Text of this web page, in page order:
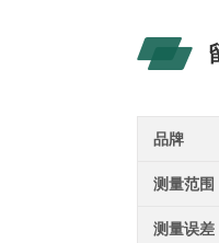
品牌
测量范围
测量误差